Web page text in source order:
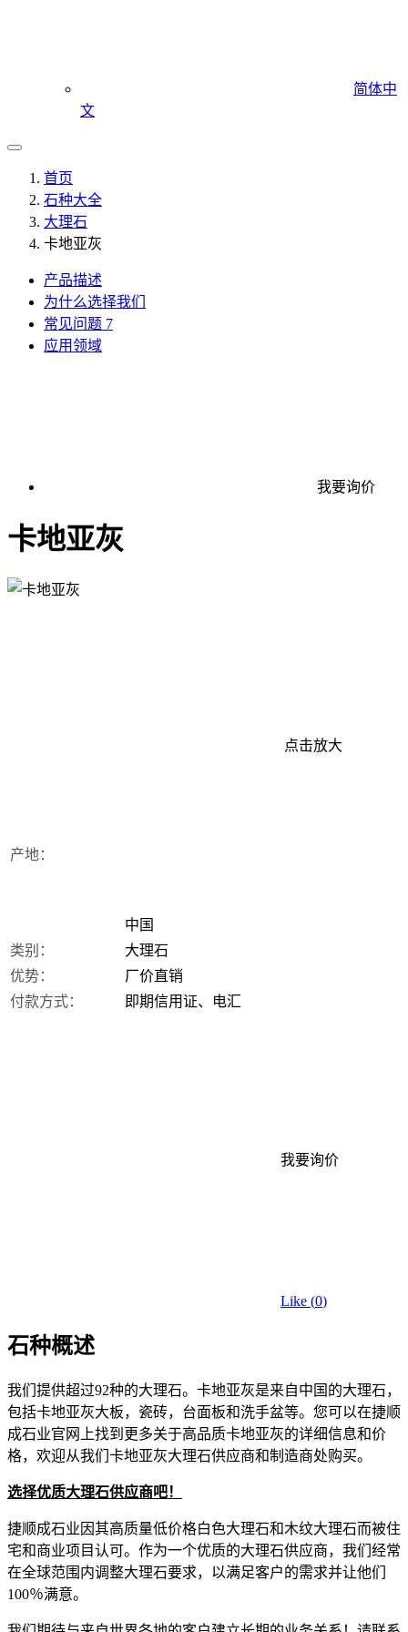
简体中
文
首页
石种大全
大理石
卡地亚灰
产品描述
为什么选择我们
常见问题 7
应用领域
我要询价
卡地亚灰
点击放大
产地：
中国
类别：
大理石
优势：
厂价直销
付款方式：
即期信用证、电汇
我要询价
Like (0)
石种概述
我们提供超过92种的大理石。卡地亚灰是来自中国的大理石，
包括卡地亚灰大板，瓷砖，台面板和洗手盆等。您可以在捷顺
成石业官网上找到更多关于高品质卡地亚灰的详细信息和价
格，欢迎从我们卡地亚灰大理石供应商和制造商处购买。
选择优质大理石供应商吧！
捷顺成石业因其高质量低价格白色大理石和木纹大理石而被住
宅和商业项目认可。作为一个优质的大理石供应商，我们经常
在全球范围内调整大理石要求，以满足客户的需求并让他们
100％满意。